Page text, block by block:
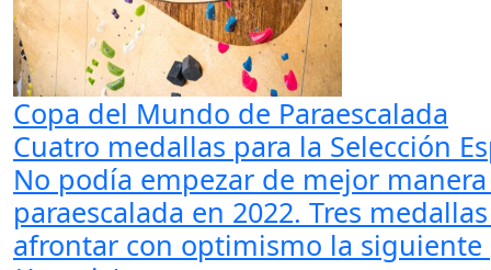
Copa del Mundo de Paraescalada
Cuatro medallas para la Selección
No podía empezar de mejor
paraescalada en 2022. Tres
afrontar con optimismo la